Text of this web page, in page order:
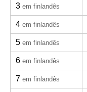
3 em finlandês
4 em finlandês
5 em finlandês
6 em finlandês
7 em finlandês